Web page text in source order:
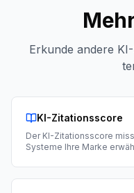
Erkunde andere
KI-Zitationsscore
Der KI-Zitationsscore
Systeme Ihre Marke